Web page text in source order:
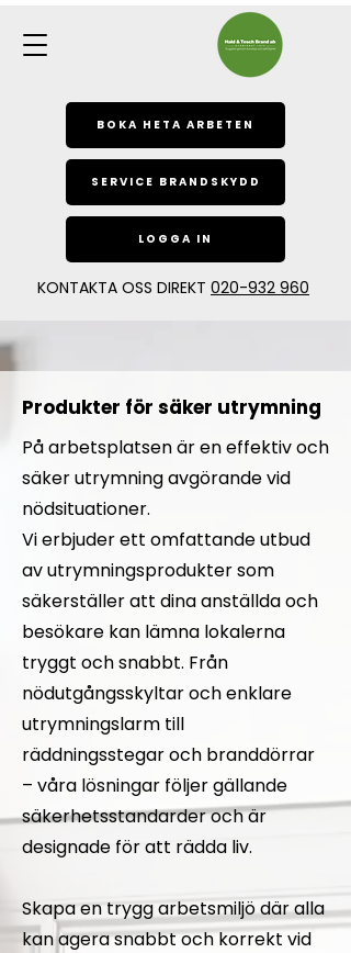
BOKA HETA ARBETEN
SERVICE BRANDSKYDD
LOGGA IN
KONTAKTA OSS DIREKT 020-932 960
Produkter för säker utrymning
På arbetsplatsen är en effektiv och
säker utrymning avgörande vid
nödsituationer.
Vi erbjuder ett omfattande utbud
av utrymningsprodukter som
säkerställer att dina anställda och
besökare kan lämna lokalerna
tryggt och snabbt. Från
nödutgångsskyltar och enklare
utrymningslarm till
räddningsstegar och branddörrar
– våra lösningar följer gällande
säkerhetsstandarder och är
designade för att rädda liv.
Skapa en trygg arbetsmiljö där alla
kan agera snabbt och korrekt vid